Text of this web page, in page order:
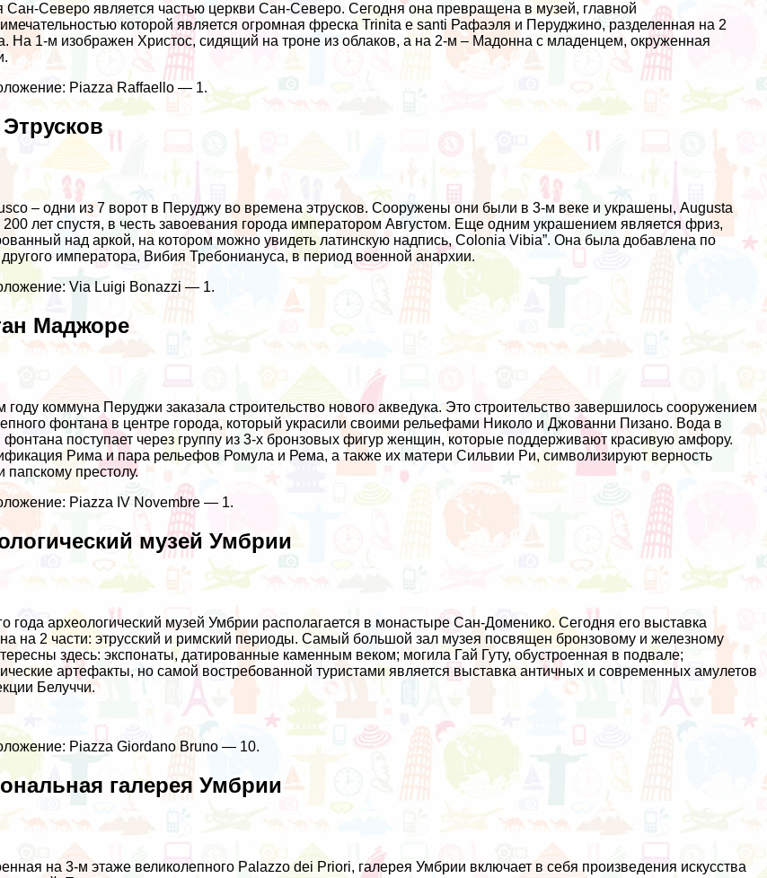
Сан-Северо является частью церкви Сан-Северо. Сегодня она превращена в музей, главной
которой является огромная фреска Trinita e santi Рафаэля и Перуджино, разделенная на 2
На 1-м изображен Христос, сидящий на троне из облаков, а на 2-м – Мадонна с младенцем, окруженная
Piazza Raffaello — 1.
– одни из 7 ворот в Перуджу во времена этрусков. Сооружены они были в 3-м веке и украшены, Augusta
200 лет спустя, в честь завоевания города императором Августом. Еще одним украшением является фриз,
над аркой, на котором можно увидеть латинскую надпись, Colonia Vibia”. Она была добавлена по
другого императора, Вибия Требониануса, в период военной анархии.
Via Luigi Bonazzi — 1.
Маджоре
году коммуна Перуджи заказала строительство нового акведука. Это строительство завершилось сооружением
фонтана в центре города, который украсили своими рельефами Николо и Джованни Пизано. Вода в
фонтана поступает через группу из 3-х бронзовых фигур женщин, которые поддерживают красивую амфору.
Рима и пара рельефов Ромула и Рема, а также их матери Сильвии Ри, символизируют верность
папскому престолу.
Piazza IV Novembre — 1.
музей Умбрии
года археологический музей Умбрии располагается в монастыре Сан-Доменико. Сегодня его выставка
на 2 части: этрусский и римский периоды. Самый большой зал музея посвящен бронзовому и железному
здесь: экспонаты, датированные каменным веком; могила Гай Гуту, обустроенная в подвале;
артефакты, но самой востребованной туристами является выставка античных и современных амулетов
Белуччи.
Piazza Giordano Bruno — 10.
галерея Умбрии
на 3-м этаже великолепного Palazzo dei Priori, галерея Умбрии включает в себя произведения искусства